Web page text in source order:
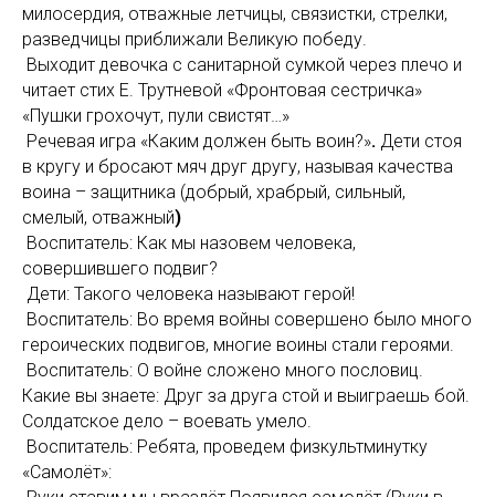
милосердия, отважные летчицы, связистки, стрелки,
разведчицы приближали Великую победу.
Выходит девочка с санитарной сумкой через плечо и
читает стих Е. Трутневой «Фронтовая сестричка»
«Пушки грохочут, пули свистят…»
Речевая игра «Каким должен быть воин?». Дети стоя
в кругу и бросают мяч друг другу, называя качества
воина – защитника (добрый, храбрый, сильный,
смелый, отважный)
Воспитатель: Как мы назовем человека,
совершившего подвиг?
Дети: Такого человека называют герой!
Воспитатель: Во время войны совершено было много
героических подвигов, многие воины стали героями.
Воспитатель: О войне сложено много пословиц.
Какие вы знаете: Друг за друга стой и выиграешь бой.
Солдатское дело – воевать умело.
Воспитатель: Ребята, проведем физкультминутку
«Самолёт»: